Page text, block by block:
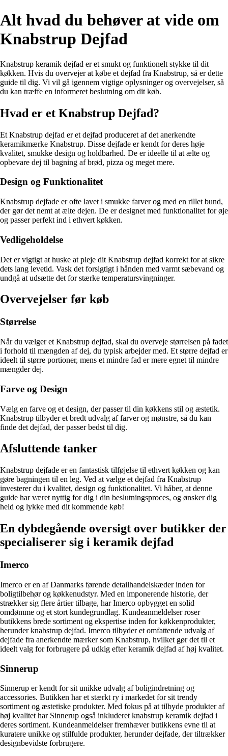
Alt hvad du behøver at vide om
Knabstrup Dejfad
Knabstrup keramik dejfad er et smukt og funktionelt stykke til dit
køkken. Hvis du overvejer at købe et dejfad fra Knabstrup, så er dette
guide til dig. Vi vil gå igennem vigtige oplysninger og overvejelser, så
du kan træffe en informeret beslutning om dit køb.
Hvad er et Knabstrup Dejfad?
Et Knabstrup dejfad er et dejfad produceret af det anerkendte
keramikmærke Knabstrup. Disse dejfade er kendt for deres høje
kvalitet, smukke design og holdbarhed. De er ideelle til at ælte og
opbevare dej til bagning af brød, pizza og meget mere.
Design og Funktionalitet
Knabstrup dejfade er ofte lavet i smukke farver og med en rillet bund,
der gør det nemt at ælte dejen. De er designet med funktionalitet for øje
og passer perfekt ind i ethvert køkken.
Vedligeholdelse
Det er vigtigt at huske at pleje dit Knabstrup dejfad korrekt for at sikre
dets lang levetid. Vask det forsigtigt i hånden med varmt sæbevand og
undgå at udsætte det for stærke temperatursvingninger.
Overvejelser før køb
Størrelse
Når du vælger et Knabstrup dejfad, skal du overveje størrelsen på fadet
i forhold til mængden af dej, du typisk arbejder med. Et større dejfad er
ideelt til større portioner, mens et mindre fad er mere egnet til mindre
mængder dej.
Farve og Design
Vælg en farve og et design, der passer til din køkkens stil og æstetik.
Knabstrup tilbyder et bredt udvalg af farver og mønstre, så du kan
finde det dejfad, der passer bedst til dig.
Afsluttende tanker
Knabstrup dejfade er en fantastisk tilføjelse til ethvert køkken og kan
gøre bagningen til en leg. Ved at vælge et dejfad fra Knabstrup
investerer du i kvalitet, design og funktionalitet. Vi håber, at denne
guide har været nyttig for dig i din beslutningsproces, og ønsker dig
held og lykke med dit kommende køb!
En dybdegående oversigt over butikker der
specialiserer sig i keramik dejfad
Imerco
Imerco er en af Danmarks førende detailhandelskæder inden for
boligtilbehør og køkkenudstyr. Med en imponerende historie, der
strækker sig flere årtier tilbage, har Imerco opbygget en solid
omdømme og et stort kundegrundlag. Kundeanmeldelser roser
butikkens brede sortiment og ekspertise inden for køkkenprodukter,
herunder knabstrup dejfad. Imerco tilbyder et omfattende udvalg af
dejfade fra anerkendte mærker som Knabstrup, hvilket gør det til et
ideelt valg for forbrugere på udkig efter keramik dejfad af høj kvalitet.
Sinnerup
Sinnerup er kendt for sit unikke udvalg af boligindretning og
accessories. Butikken har et stærkt ry i markedet for sit trendy
sortiment og æstetiske produkter. Med fokus på at tilbyde produkter af
høj kvalitet har Sinnerup også inkluderet knabstrup keramik dejfad i
deres sortiment. Kundeanmeldelser fremhæver butikkens evne til at
kuratere unikke og stilfulde produkter, herunder dejfade, der tiltrækker
designbevidste forbrugere.